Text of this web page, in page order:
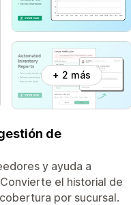
+ 2 más
de
y ayuda a
el historial de
por sucursal.